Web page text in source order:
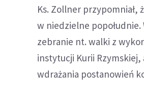
Ks. Zollner przypomniał,
w niedzielne popołudnie.
zebranie nt. walki z
instytucji Kurii
wdrażania postanowień